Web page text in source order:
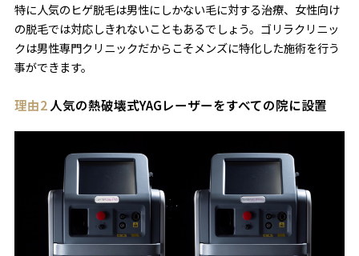
特に人気のヒゲ脱毛は男性にしかない毛に対する治療、女性向け
の脱毛では対応しきれないこともあるでしょう。ゴリラクリニッ
クは男性専門クリニックだからこそメンズに特化した施術を行う
事ができます。
理由2 人気の熱破壊式YAGレーザーをすべての院に設置